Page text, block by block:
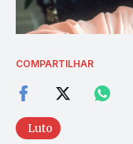
COMPARTILHAR
Luto